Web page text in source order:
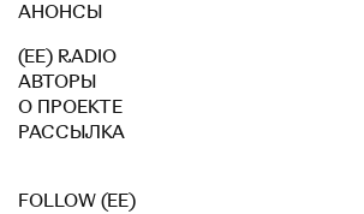
АНОНСЫ
(EE) RADIO
АВТОРЫ
О ПРОЕКТЕ
РАССЫЛКА
FOLLOW (EE)